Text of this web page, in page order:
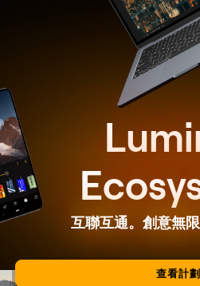
互聯互通。創意無限
查看計劃